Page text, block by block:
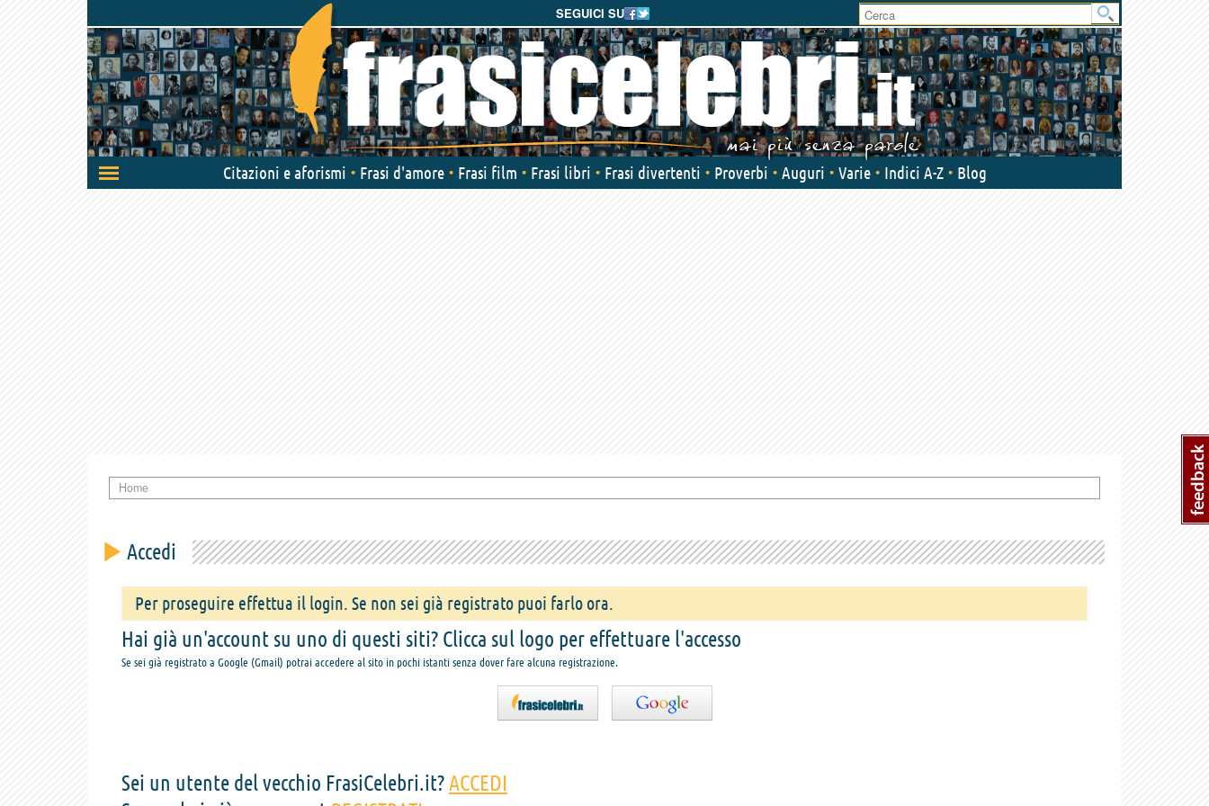
SEGUICI SU
Attiva/disattiva
navigazione
Citazioni e aforismi Frasi d'amore Frasi film Frasi libri Frasi divertenti Proverbi Auguri Varie Indici A-Z Blog
Home
Accedi
Per proseguire effettua il login. Se non sei già registrato puoi farlo ora.
Hai già un'account su uno di questi siti? Clicca sul logo per effettuare l'accesso
Se sei già registrato a Google (Gmail) potrai accedere al sito in pochi istanti senza dover fare alcuna registrazione.
Sei un utente del vecchio FrasiCelebri.it?ACCEDI